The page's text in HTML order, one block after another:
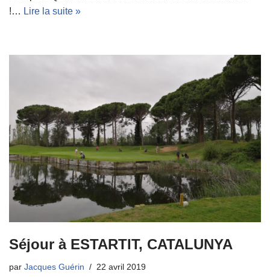
!… Lire la suite »
Séjour à ESTARTIT, CATALUNYA
par Jacques Guérin 22 avril 2019